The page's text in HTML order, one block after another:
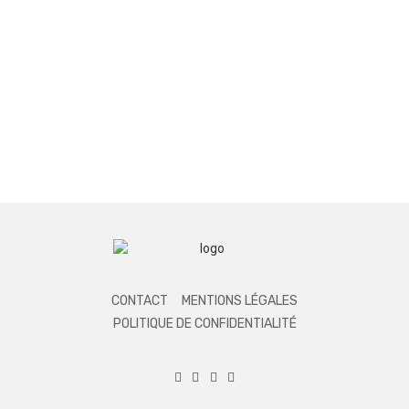
CONTACT
MENTIONS LÉGALES
POLITIQUE DE CONFIDENTIALITÉ